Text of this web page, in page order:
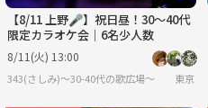
【8/11 上野🎤】祝日昼！30〜40代
限定カラオケ会｜6名少人数
8/11(火) 13:00
343(さしみ)〜30-40代の歌広場〜 東京